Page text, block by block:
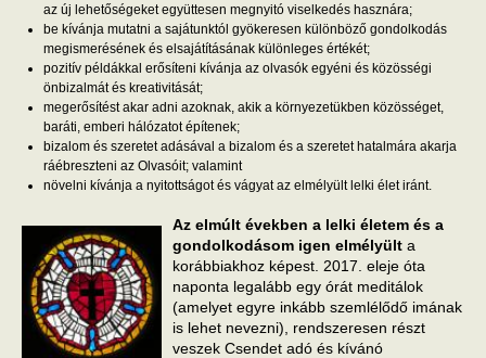
az új lehetőségeket együttesen megnyitó viselkedés hasznára;
be kívánja mutatni a sajátunktól gyökeresen különböző gondolkodás
megismerésének és elsajátításának különleges értékét;
pozitív példákkal erősíteni kívánja az olvasók egyéni és közösségi
önbizalmát és kreativitását;
megerősítést akar adni azoknak, akik a környezetükben közösséget,
baráti, emberi hálózatot építenek;
bizalom és szeretet adásával a bizalom és a szeretet hatalmára akarja
ráébreszteni az Olvasóit; valamint
növelni kívánja a nyitottságot és vágyat az elmélyült lelki élet iránt.
Az elmúlt években a lelki életem és a
gondolkodásom igen elmélyült a
korábbiakhoz képest. 2017. eleje óta
naponta legalább egy órát meditálok
(amelyet egyre inkább szemlélődő imának
is lehet nevezni), rendszeresen részt
veszek Csendet adó és kívánó